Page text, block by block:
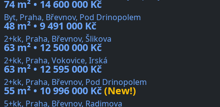
74 m² • 14 600 000 Kč
Byt, Praha, Břevnov, Pod Drinopolem
48 m² • 9 491 000 Kč
2+kk, Praha, Břevnov, Šlikova
63 m² • 12 500 000 Kč
2+kk, Praha, Vokovice, Irská
63 m² • 12 595 000 Kč
2+kk, Praha, Břevnov, Pod Drinopolem
55 m² • 10 996 000 Kč(New!)
5+kk, Praha, Břevnov, Radimova